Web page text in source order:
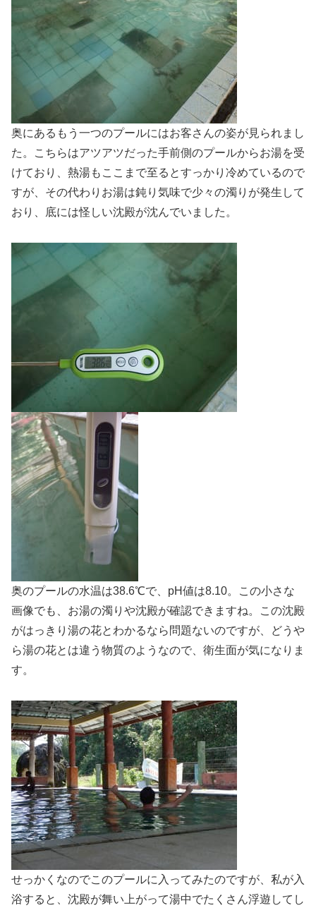
奥にあるもう一つのプールにはお客さんの姿が見られまし
た。こちらはアツアツだった手前側のプールからお湯を受
けており、熱湯もここまで至るとすっかり冷めているので
すが、その代わりお湯は鈍り気味で少々の濁りが発生して
おり、底には怪しい沈殿が沈んでいました。
奥のプールの水温は38.6℃で、pH値は8.10。この小さな
画像でも、お湯の濁りや沈殿が確認できますね。この沈殿
がはっきり湯の花とわかるなら問題ないのですが、どうや
ら湯の花とは違う物質のようなので、衛生面が気になりま
す。
せっかくなのでこのプールに入ってみたのですが、私が入
浴すると、沈殿が舞い上がって湯中でたくさん浮遊してし